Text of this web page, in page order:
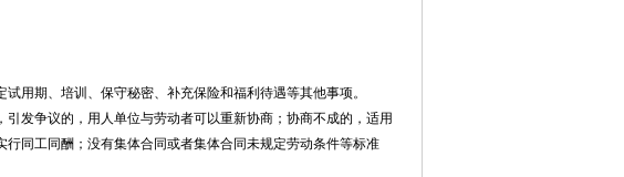
用期、培训、保守秘密、补充保险和福利待遇等其他事项。
发争议的，用人单位与劳动者可以重新协商；协商不成的，适用
同工同酬；没有集体合同或者集体合同未规定劳动条件等标准